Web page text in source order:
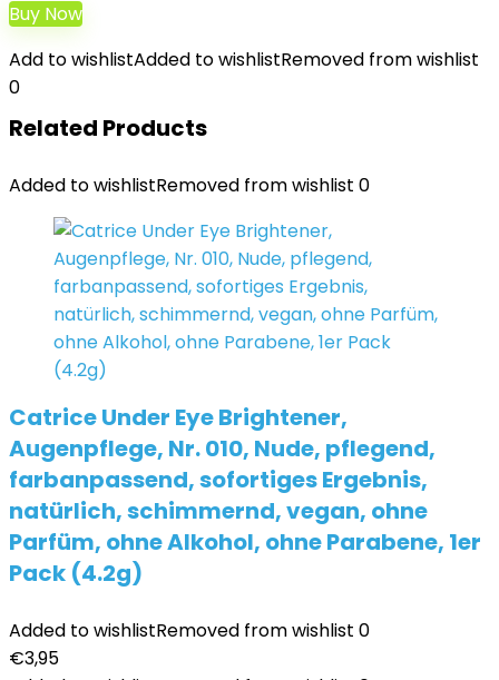
Buy Now
Add to wishlistAdded to wishlistRemoved from wishlist
0
Related Products
Added to wishlistRemoved from wishlist 0
Catrice Under Eye Brightener,
Augenpflege, Nr. 010, Nude, pflegend,
farbanpassend, sofortiges Ergebnis,
natürlich, schimmernd, vegan, ohne
Parfüm, ohne Alkohol, ohne Parabene, 1er
Pack (4.2g)
Added to wishlistRemoved from wishlist 0
€3,95